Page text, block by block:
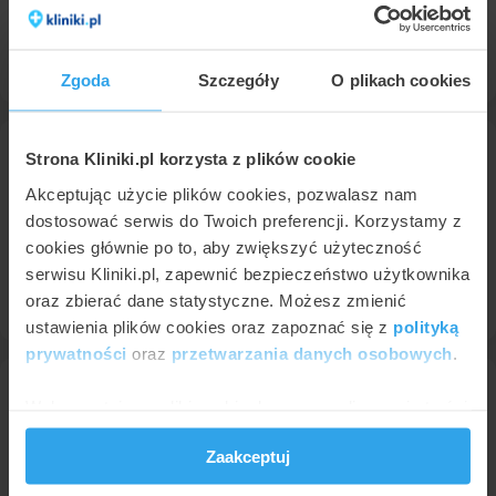
Zgoda Szczegóły O plikach cookies
Strona Kliniki.pl korzysta z plików cookie
Akceptując użycie plików cookies, pozwalasz nam
dostosować serwis do Twoich preferencji. Korzystamy z
cookies głównie po to, aby zwiększyć użyteczność
serwisu Kliniki.pl, zapewnić bezpieczeństwo użytkownika
oraz zbierać dane statystyczne. Możesz zmienić
ustawienia plików cookies oraz zapoznać się z polityką
prywatności oraz przetwarzania danych osobowych
i reklam, aby oferować funkcje społecznościowe i
analizować ruch w naszej witrynie. Informacje o tym, jak
korzystasz z naszej witryny, udostępniamy partnerom
Zaakceptuj
Podbródek - lipoliza iniekcyjna
Dermastabilon - 1 ampułka
Konsultacja w zakresie medycyny estetycznej• 280 zł
lek. Agnieszka Moncznik
wMEDICOR Klinika Dermatologii Estetycznej i Laseroterapii
Podbródek - lipoliza iniekcyjna • od 350 zł
Policzki - lipoliza iniekcyjna• od 350 zł
Ramiona - lipoliza iniekcyjna • od 350 zł
Konsultacja w zakresie medycyny estetycznej• 250 zł
wMEDICOR Klinika Dermatologii Estetycznej i Laseroterapii
Podbródek - lipoliza iniekcyjna• od 350 zł